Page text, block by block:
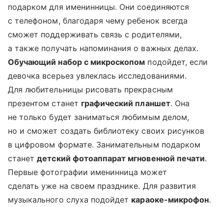
подарком для именинницы. Они соединяются
с телефоном, благодаря чему ребенок всегда
сможет поддерживать связь с родителями,
а также получать напоминания о важных делах.
Обучающий набор с микроскопом подойдет, если
девочка всерьез увлеклась исследованиями.
Для любительницы рисовать прекрасным
презентом станет графический планшет. Она
не только будет заниматься любимым делом,
но и сможет создать библиотеку своих рисунков
в цифровом формате. Занимательным подарком
станетдетский фотоаппарат мгновенной печати.
Первые фотографии именинница может
сделать уже на своем празднике. Для развития
музыкального слуха подойдет караоке-микрофон.